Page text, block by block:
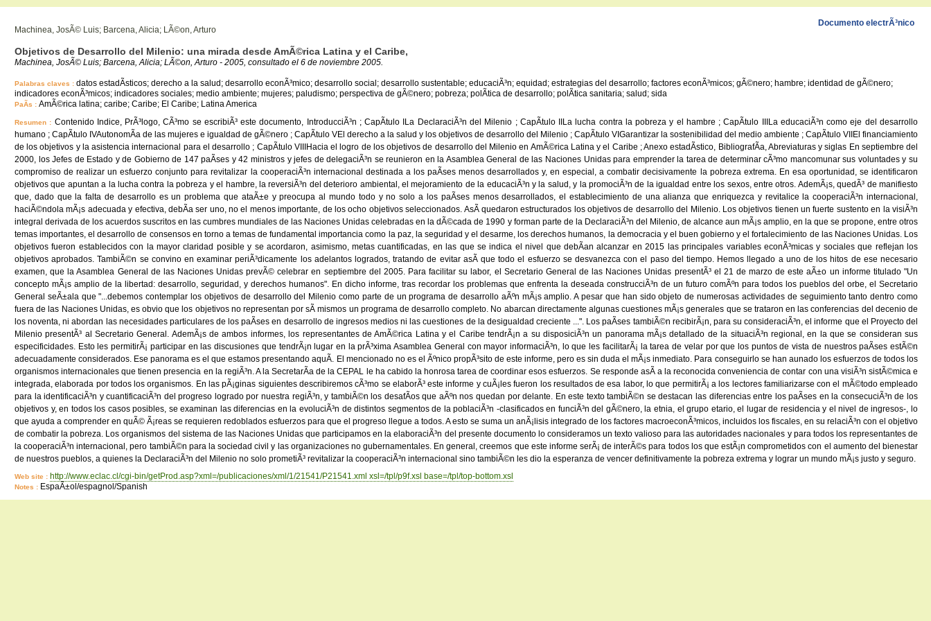
Documento electrÃ³nico
Machinea, JosÃ© Luis; Barcena, Alicia; LÃ©on, Arturo
Objetivos de Desarrollo del Milenio: una mirada desde AmÃ©rica Latina y el Caribe,
Machinea, JosÃ© Luis; Barcena, Alicia; LÃ©on, Arturo - 2005, consultado el 6 de noviembre 2005.
Palabras claves : datos estadÃ­sticos; derecho a la salud; desarrollo econÃ³mico; desarrollo social; desarrollo sustentable; educaciÃ³n; equidad; estrategias del desarrollo; factores econÃ³micos; gÃ©nero; hambre; identidad de gÃ©nero;
indicadores econÃ³micos; indicadores sociales; medio ambiente; mujeres; paludismo; perspectiva de gÃ©nero; pobreza; polÃ­tica de desarrollo; polÃ­tica sanitaria; salud; sida
PaÃ­s : AmÃ©rica latina; caribe; Caribe; El Caribe; Latina America
Resumen : Contenido Indice, PrÃ³logo, CÃ³mo se escribiÃ³ este documento, IntroducciÃ³n ; CapÃ­tulo ILa DeclaraciÃ³n del Milenio ; CapÃ­tulo IILa lucha contra la pobreza y el hambre ; CapÃ­tulo IIILa educaciÃ³n como eje del desarrollo
humano ; CapÃ­tulo IVAutonomÃ­a de las mujeres e igualdad de gÃ©nero ; CapÃ­tulo VEl derecho a la salud y los objetivos de desarrollo del Milenio ; CapÃ­tulo VIGarantizar la sostenibilidad del medio ambiente ; CapÃ­tulo VIIEl financiamiento
de los objetivos y la asistencia internacional para el desarrollo ; CapÃ­tulo VIIIHacia el logro de los objetivos de desarrollo del Milenio en AmÃ©rica Latina y el Caribe ; Anexo estadÃ­stico, BibliografÃ­a, Abreviaturas y siglas En septiembre del
2000, los Jefes de Estado y de Gobierno de 147 paÃ­ses y 42 ministros y jefes de delegaciÃ³n se reunieron en la Asamblea General de las Naciones Unidas para emprender la tarea de determinar cÃ³mo mancomunar sus voluntades y su
compromiso de realizar un esfuerzo conjunto para revitalizar la cooperaciÃ³n internacional destinada a los paÃ­ses menos desarrollados y, en especial, a combatir decisivamente la pobreza extrema. En esa oportunidad, se identificaron
objetivos que apuntan a la lucha contra la pobreza y el hambre, la reversiÃ³n del deterioro ambiental, el mejoramiento de la educaciÃ³n y la salud, y la promociÃ³n de la igualdad entre los sexos, entre otros. AdemÃ¡s, quedÃ³ de manifiesto
que, dado que la falta de desarrollo es un problema que ataÃ±e y preocupa al mundo todo y no solo a los paÃ­ses menos desarrollados, el establecimiento de una alianza que enriquezca y revitalice la cooperaciÃ³n internacional,
haciÃ©ndola mÃ¡s adecuada y efectiva, debÃ­a ser uno, no el menos importante, de los ocho objetivos seleccionados. AsÃ­ quedaron estructurados los objetivos de desarrollo del Milenio. Los objetivos tienen un fuerte sustento en la visiÃ³n
integral derivada de los acuerdos suscritos en las cumbres mundiales de las Naciones Unidas celebradas en la dÃ©cada de 1990 y forman parte de la DeclaraciÃ³n del Milenio, de alcance aun mÃ¡s amplio, en la que se propone, entre otros
temas importantes, el desarrollo de consensos en torno a temas de fundamental importancia como la paz, la seguridad y el desarme, los derechos humanos, la democracia y el buen gobierno y el fortalecimiento de las Naciones Unidas. Los
objetivos fueron establecidos con la mayor claridad posible y se acordaron, asimismo, metas cuantificadas, en las que se indica el nivel que debÃ­an alcanzar en 2015 las principales variables econÃ³micas y sociales que reflejan los
objetivos aprobados. TambiÃ©n se convino en examinar periÃ³dicamente los adelantos logrados, tratando de evitar asÃ­ que todo el esfuerzo se desvanezca con el paso del tiempo. Hemos llegado a uno de los hitos de ese necesario
examen, que la Asamblea General de las Naciones Unidas prevÃ© celebrar en septiembre del 2005. Para facilitar su labor, el Secretario General de las Naciones Unidas presentÃ³ el 21 de marzo de este aÃ±o un informe titulado "Un
concepto mÃ¡s amplio de la libertad: desarrollo, seguridad, y derechos humanos". En dicho informe, tras recordar los problemas que enfrenta la deseada construcciÃ³n de un futuro comÃºn para todos los pueblos del orbe, el Secretario
General seÃ±ala que "...debemos contemplar los objetivos de desarrollo del Milenio como parte de un programa de desarrollo aÃºn mÃ¡s amplio. A pesar que han sido objeto de numerosas actividades de seguimiento tanto dentro como
fuera de las Naciones Unidas, es obvio que los objetivos no representan por sÃ­ mismos un programa de desarrollo completo. No abarcan directamente algunas cuestiones mÃ¡s generales que se trataron en las conferencias del decenio de
los noventa, ni abordan las necesidades particulares de los paÃ­ses en desarrollo de ingresos medios ni las cuestiones de la desigualdad creciente ...". Los paÃ­ses tambiÃ©n recibirÃ¡n, para su consideraciÃ³n, el informe que el Proyecto del
Milenio presentÃ³ al Secretario General. AdemÃ¡s de ambos informes, los representantes de AmÃ©rica Latina y el Caribe tendrÃ¡n a su disposiciÃ³n un panorama mÃ¡s detallado de la situaciÃ³n regional, en la que se consideran sus
especificidades. Esto les permitirÃ¡ participar en las discusiones que tendrÃ¡n lugar en la prÃ³xima Asamblea General con mayor informaciÃ³n, lo que les facilitarÃ¡ la tarea de velar por que los puntos de vista de nuestros paÃ­ses estÃ©n
adecuadamente considerados. Ese panorama es el que estamos presentando aquÃ­. El mencionado no es el Ãºnico propÃ³sito de este informe, pero es sin duda el mÃ¡s inmediato. Para conseguirlo se han aunado los esfuerzos de todos los
organismos internacionales que tienen presencia en la regiÃ³n. A la SecretarÃ­a de la CEPAL le ha cabido la honrosa tarea de coordinar esos esfuerzos. Se responde asÃ­ a la reconocida conveniencia de contar con una visiÃ³n sistÃ©mica e
integrada, elaborada por todos los organismos. En las pÃ¡ginas siguientes describiremos cÃ³mo se elaborÃ³ este informe y cuÃ¡les fueron los resultados de esa labor, lo que permitirÃ¡ a los lectores familiarizarse con el mÃ©todo empleado
para la identificaciÃ³n y cuantificaciÃ³n del progreso logrado por nuestra regiÃ³n, y tambiÃ©n los desafÃ­os que aÃºn nos quedan por delante. En este texto tambiÃ©n se destacan las diferencias entre los paÃ­ses en la consecuciÃ³n de los
objetivos y, en todos los casos posibles, se examinan las diferencias en la evoluciÃ³n de distintos segmentos de la poblaciÃ³n -clasificados en funciÃ³n del gÃ©nero, la etnia, el grupo etario, el lugar de residencia y el nivel de ingresos-, lo
que ayuda a comprender en quÃ© Ã¡reas se requieren redoblados esfuerzos para que el progreso llegue a todos. A esto se suma un anÃ¡lisis integrado de los factores macroeconÃ³micos, incluidos los fiscales, en su relaciÃ³n con el objetivo
de combatir la pobreza. Los organismos del sistema de las Naciones Unidas que participamos en la elaboraciÃ³n del presente documento lo consideramos un texto valioso para las autoridades nacionales y para todos los representantes de
la cooperaciÃ³n internacional, pero tambiÃ©n para la sociedad civil y las organizaciones no gubernamentales. En general, creemos que este informe serÃ¡ de interÃ©s para todos los que estÃ¡n comprometidos con el aumento del bienestar
de nuestros pueblos, a quienes la DeclaraciÃ³n del Milenio no solo prometiÃ³ revitalizar la cooperaciÃ³n internacional sino tambiÃ©n les dio la esperanza de vencer definitivamente la pobreza extrema y lograr un mundo mÃ¡s justo y seguro.
Web site : http://www.eclac.cl/cgi-bin/getProd.asp?xml=/publicaciones/xml/1/21541/P21541.xml xsl=/tpl/p9f.xsl base=/tpl/top-bottom.xsl
Notes : EspaÃ±ol/espagnol/Spanish